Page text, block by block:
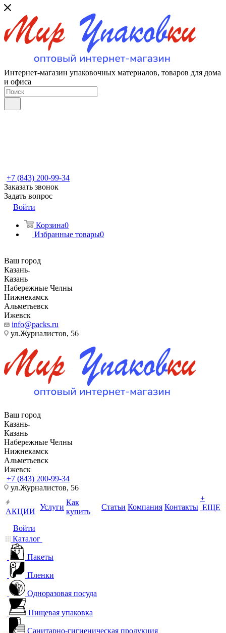
Интернет-магазин упаковочных материалов, товаров для дома
и офиса
+7 (843) 200-99-34
Заказать звонок
Задать вопрос
Войти
Корзина0
Избранные товары0
Ваш город
Казань
Казань
Набережные Челны
Нижнекамск
Альметьевск
Ижевск
info@packs.ru
ул.Журналистов, 56
Ваш город
Казань
Казань
Набережные Челны
Нижнекамск
Альметьевск
Ижевск
+7 (843) 200-99-34
ул.Журналистов, 56
АКЦИИ
Услуги
Как
купить
Статьи Компания Контакты
+
ЕЩЕ
Войти
Каталог
Пакеты
Пленки
Одноразовая посуда
Пищевая упаковка
Санитарно-гигиеническая продукция